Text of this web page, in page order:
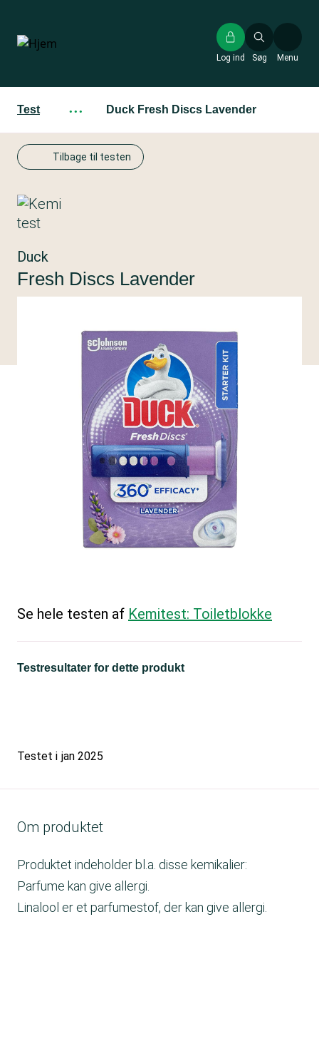
hovedindhold
Søg
Log ind Menu
Test ··· Duck Fresh Discs Lavender
Tilbage til testen
Duck
Fresh Discs Lavender
Se hele testen af Kemitest: Toiletblokke
Testresultater for dette produkt
Testet i jan 2025
Om produktet
Produktet indeholder bl.a. disse kemikalier:
Parfume kan give allergi.
Linalool er et parfumestof, der kan give allergi.